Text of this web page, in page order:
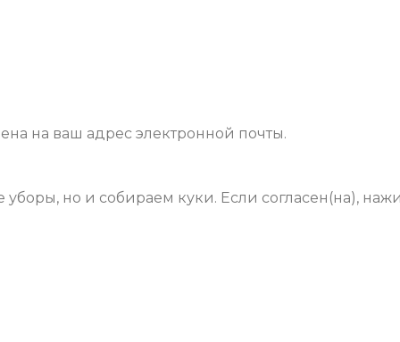
​​на ваш адрес электронной почты.
но и собираем куки. Если согласен(на),